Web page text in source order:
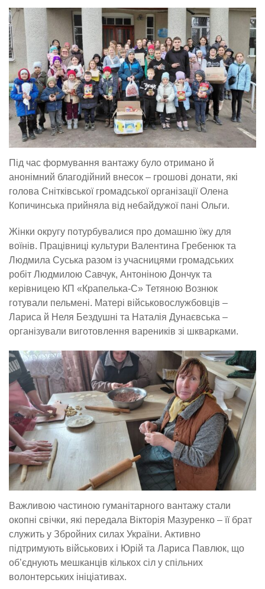
Під час формування вантажу було отримано й
анонімний благодійний внесок – грошові донати, які
голова Снітківської громадської організації Олена
Копичинська прийняла від небайдужої пані Ольги.
Жінки округу потурбувалися про домашню їжу для
воїнів. Працівниці культури Валентина Гребенюк та
Людмила Суська разом із учасницями громадських
робіт Людмилою Савчук, Антоніною Дончук та
керівницею КП «Крапелька-С» Тетяною Вознюк
готували пельмені. Матері військовослужбовців –
Лариса й Неля Бездушні та Наталія Дунаєвська –
організували виготовлення вареників зі шкварками.
Важливою частиною гуманітарного вантажу стали
окопні свічки, які передала Вікторія Мазуренко – її брат
служить у Збройних силах України. Активно
підтримують військових і Юрій та Лариса Павлюк, що
об’єднують мешканців кількох сіл у спільних
волонтерських ініціативах.